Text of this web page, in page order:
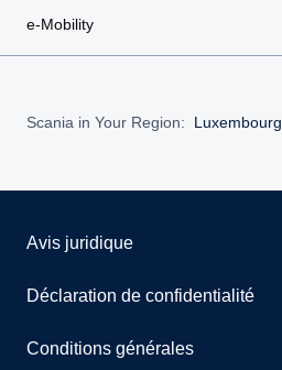
e-Mobility
Scania in Your Region: Luxembourg
Avis juridique
Déclaration de confidentialité
Conditions générales